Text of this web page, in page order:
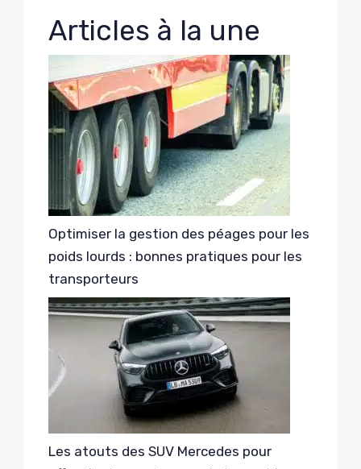
Articles à la une
Optimiser la gestion des péages pour les
poids lourds : bonnes pratiques pour les
transporteurs
Les atouts des SUV Mercedes pour